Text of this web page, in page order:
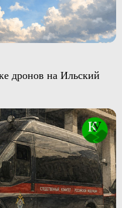
дронов на Ильский